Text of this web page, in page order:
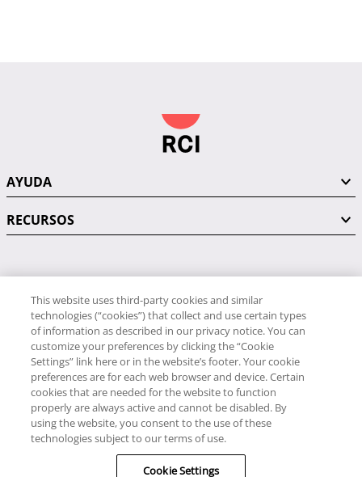
AYUDA
RECURSOS
PÓNGASE EN CONTACTO CON NOSOTROS
RCI
34 91 406 9058
RCI Travel
34 91 406 9059
© RCI, LLC. Todos los derechos reservados.
This website uses third-party cookies and similar
technologies (“cookies”) that collect and use certain types
of information as described in our privacy notice. You can
customize your preferences by clicking the “Cookie
Settings” link here or in the website’s footer. Your cookie
preferences are for each web browser and device. Certain
cookies that are needed for the website to function
properly are always active and cannot be disabled. By
using the website, you consent to the use of these
technologies subject to our terms of use.
Cookie Settings